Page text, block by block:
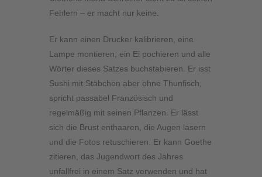
Fehlern – er macht nur keine.
Er kann einen Drucker kalibrieren, eine
Lampe montieren, ein Ei pochieren und alle
Wörter dieses Satzes buchstabieren. Er isst
Sushi mit Stäbchen aber ohne Thunfisch,
spricht passabel Französisch und
regelmäßig mit seinen Pflanzen. Er lässt
sich die Brust enthaaren, die Augen lasern
und die Fotos retuschieren. Er kann Goethe
zitieren, das Jugendwort des Jahres
unfallfrei in einem Satz verwenden und hat